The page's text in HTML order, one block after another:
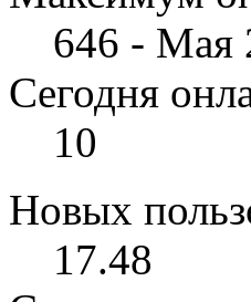
646 - Мая
Сегодня
10
Новых
17.48